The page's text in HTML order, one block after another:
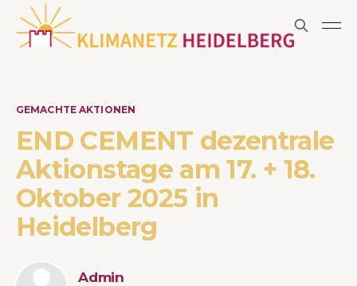
GEMACHTE AKTIONEN
END CEMENT dezentrale
Aktionstage am 17. + 18.
Oktober 2025 in
Heidelberg
Admin